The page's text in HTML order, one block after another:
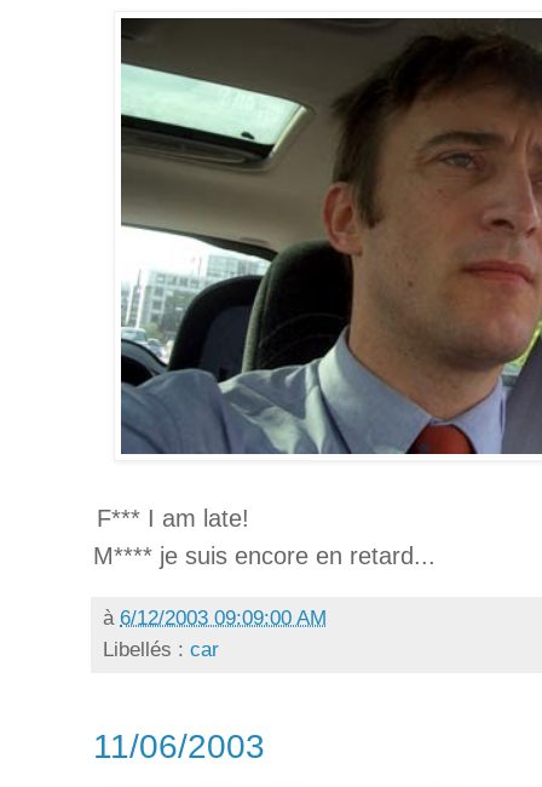
F*** I am late!
M**** je suis encore en retard...
à 6/12/2003 09:09:00 AM
Libellés : car
11/06/2003